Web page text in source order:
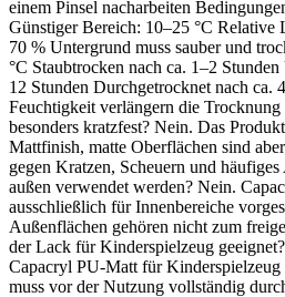
einem Pinsel nacharbeiten
Günstiger Bereich: 10–25 °C Relative
70 % Untergrund muss sauber und
°C Staubtrocken nach ca. 1–2
12 Stunden Durchgetrocknet nach ca.
Feuchtigkeit verlängern die
besonders kratzfest? Nein. Das
Mattfinish, matte Oberflächen sind
gegen Kratzen, Scheuern und
außen verwendet werden? Nein.
ausschließlich für Innenbereiche
Außenflächen gehören nicht zum
der Lack für Kinderspielzeug
Capacryl PU-Matt für
muss vor der Nutzung vollständig